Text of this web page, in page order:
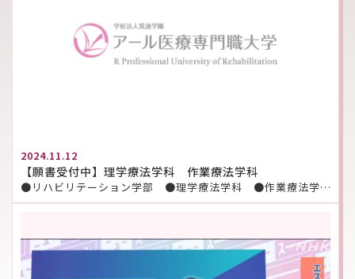
2024.11.12
【願書受付中】理学療法学科 作業療法学科
●リハビリテーション学部 ●理学療法学科 ●作業療法学科 ■総合型選抜Ⅱ期 ■学校推薦型選抜【指定校 […]